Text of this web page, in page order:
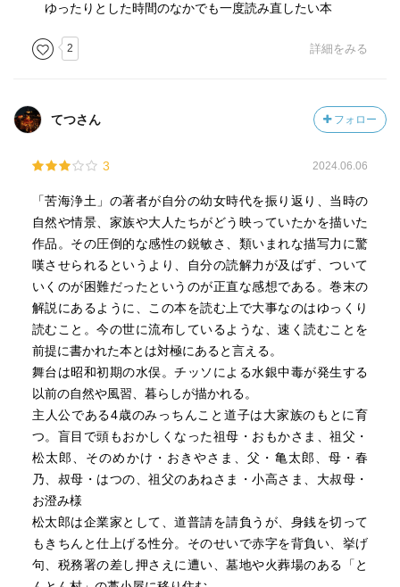
ゆったりとした時間のなかでも一度読み直したい本
2 詳細をみる
てつさん フォロー
3 2024.06.06
「苦海浄土」の著者が自分の幼女時代を振り返り、当時の
自然や情景、家族や大人たちがどう映っていたかを描いた
作品。その圧倒的な感性の鋭敏さ、類いまれな描写力に驚
嘆させられるというより、自分の読解力が及ばず、ついて
いくのが困難だったというのが正直な感想である。巻末の
解説にあるように、この本を読む上で大事なのはゆっくり
読むこと。今の世に流布しているような、速く読むことを
前提に書かれた本とは対極にあると言える。
舞台は昭和初期の水俣。チッソによる水銀中毒が発生する
以前の自然や風習、暮らしが描かれる。
主人公である4歳のみっちんこと道子は大家族のもとに育
つ。盲目で頭もおかしくなった祖母・おもかさま、祖父・
松太郎、そのめかけ・おきやさま、父・亀太郎、母・春
乃、叔母・はつの、祖父のあねさま・小高さま、大叔母・
お澄み様
松太郎は企業家として、道普請を請負うが、身銭を切って
もきちんと仕上げる性分。そのせいで赤字を背負い、挙げ
句、税務署の差し押さえに遭い、墓地や火葬場のある「と